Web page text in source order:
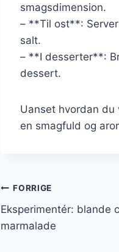
smagsdimension.
– **Til ost**:
salt.
– **I desserter**:
dessert.
Uanset hvordan
en smagfuld og
FORRIGE
Eksperimentér: blande
marmalade